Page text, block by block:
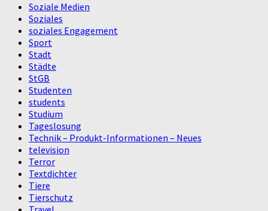
Soziale Medien
Soziales
soziales Engagement
Sport
Stadt
Städte
StGB
Studenten
students
Studium
Tageslosung
Technik – Produkt-Informationen – Neues
television
Terror
Textdichter
Tiere
Tierschutz